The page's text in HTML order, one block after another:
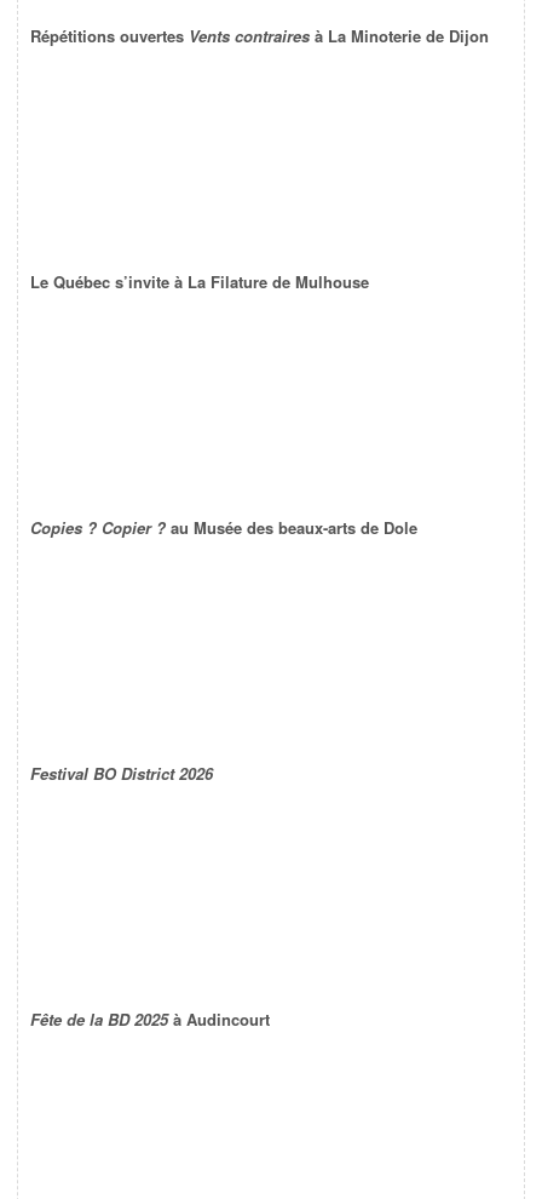
Répétitions ouvertes Vents contraires à La Minoterie de Dijon
Le Québec s’invite à La Filature de Mulhouse
Copies ? Copier ? au Musée des beaux-arts de Dole
Festival BO District 2026
Fête de la BD 2025à Audincourt